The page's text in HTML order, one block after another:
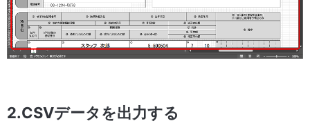
2.CSVデータを出力する